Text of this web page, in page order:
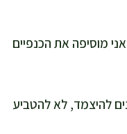
מוסיפה את הכנפיים
להיצמד, לא להטביע